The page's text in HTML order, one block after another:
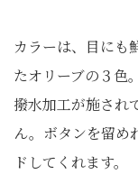
カラーは、目にも
たオリーブの３色
撥水加工が施され
ん。ボタンを留め
ドしてくれます。